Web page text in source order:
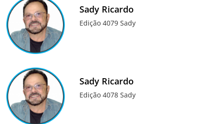
Sady Ricardo
Edição 4079 Sady
Sady Ricardo
Edição 4078 Sady